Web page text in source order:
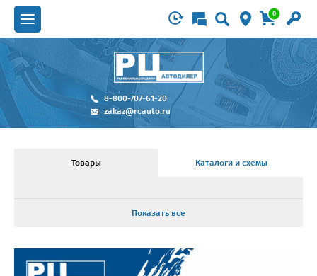
0
8-800-707-61-20
zakaz@rcauto.ru
Товары Каталоги и схемы
Показать все